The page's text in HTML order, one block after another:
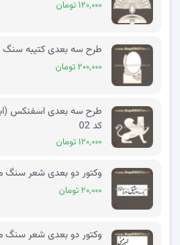
۱۲۰,۰۰۰ تومان
طرح سه بعدی کتیبه سنگ
۲۰۰,۰۰۰ تومان
طرح سه بعدی اسفنکس
کد 02
۱۲۰,۰۰۰ تومان
وکتور دو بعدی شعر سنگ
۲۰,۰۰۰ تومان
وکتور دو بعدی شعر سنگ